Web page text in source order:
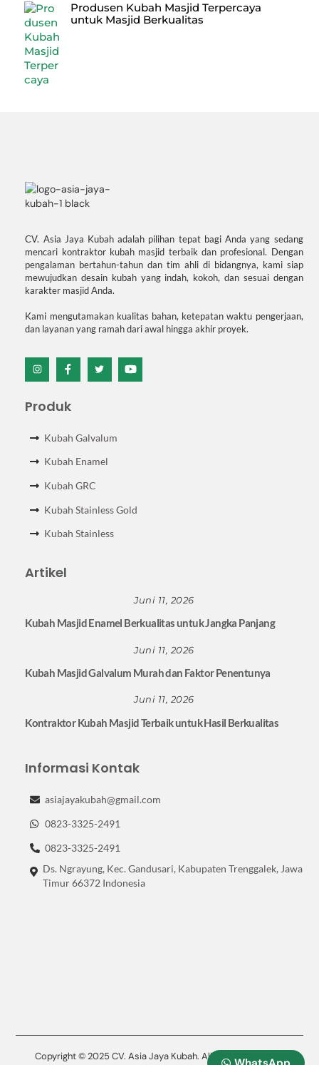
Produsen Kubah Masjid Terpercaya
untuk Masjid Berkualitas
CV. Asia Jaya Kubah adalah pilihan tepat bagi Anda yang sedang
mencari kontraktor kubah masjid terbaik dan profesional. Dengan
pengalaman bertahun-tahun dan tim ahli di bidangnya, kami siap
mewujudkan desain kubah yang indah, kokoh, dan sesuai dengan
karakter masjid Anda.
Kami mengutamakan kualitas bahan, ketepatan waktu pengerjaan,
dan layanan yang ramah dari awal hingga akhir proyek.
Icon
Icon
Icon
Icon
Produk
Kubah Galvalum
Kubah Enamel
Kubah GRC
Kubah Stainless Gold
Kubah Stainless
Artikel
Juni 11, 2026
Kubah Masjid Enamel Berkualitas untuk Jangka Panjang
Juni 11, 2026
Kubah Masjid Galvalum Murah dan Faktor Penentunya
Juni 11, 2026
Kontraktor Kubah Masjid Terbaik untuk Hasil Berkualitas
Informasi Kontak
asiajayakubah@gmail.com
0823-3325-2491
0823-3325-2491
Ds. Ngrayung, Kec. Gandusari, Kabupaten Trenggalek, Jawa
Timur 66372 Indonesia
Copyright © 2025 CV. Asia Jaya Kubah. All Rights Reserved.